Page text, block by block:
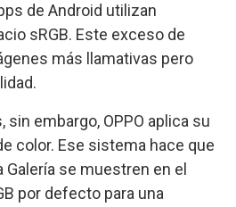
de Android utilizan
sRGB. Este exceso de
más llamativas pero
sin embargo, OPPO aplica su
color. Ese sistema hace que
se muestren en el
por defecto para una